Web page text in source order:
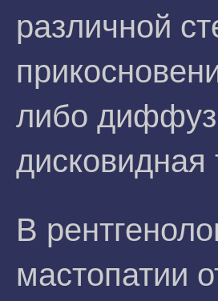
различной
либо
дисковидная
В
мастопатии